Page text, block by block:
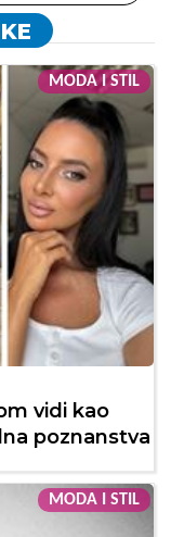
MODA I STIL
vidi kao
poznanstva
MODA I STIL